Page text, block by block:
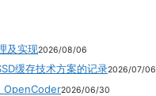
及实现2026/08/06
缓存技术方案的记录2026/07/06
OpenCoder2026/06/30